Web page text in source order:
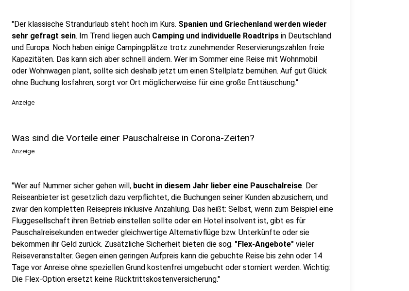
"Der klassische Strandurlaub steht hoch im Kurs. Spanien und Griechenland werden wieder
sehr gefragt sein. Im Trend liegen auch Camping und individuelle Roadtrips in Deutschland
und Europa. Noch haben einige Campingplätze trotz zunehmender Reservierungszahlen freie
Kapazitäten. Das kann sich aber schnell ändern. Wer im Sommer eine Reise mit Wohnmobil
oder Wohnwagen plant, sollte sich deshalb jetzt um einen Stellplatz bemühen. Auf gut Glück
ohne Buchung losfahren, sorgt vor Ort möglicherweise für eine große Enttäuschung."
Anzeige
Was sind die Vorteile einer Pauschalreise in Corona-Zeiten?
Anzeige
"Wer auf Nummer sicher gehen will, bucht in diesem Jahr lieber eine Pauschalreise. Der
Reiseanbieter ist gesetzlich dazu verpflichtet, die Buchungen seiner Kunden abzusichern, und
zwar den kompletten Reisepreis inklusive Anzahlung. Das heißt: Selbst, wenn zum Beispiel eine
Fluggesellschaft ihren Betrieb einstellen sollte oder ein Hotel insolvent ist, gibt es für
Pauschalreisekunden entweder gleichwertige Alternativflüge bzw. Unterkünfte oder sie
bekommen ihr Geld zurück. Zusätzliche Sicherheit bieten die sog. "Flex-Angebote" vieler
Reiseveranstalter. Gegen einen geringen Aufpreis kann die gebuchte Reise bis zehn oder 14
Tage vor Anreise ohne speziellen Grund kostenfrei umgebucht oder storniert werden. Wichtig:
Die Flex-Option ersetzt keine Rücktrittskostenversicherung."